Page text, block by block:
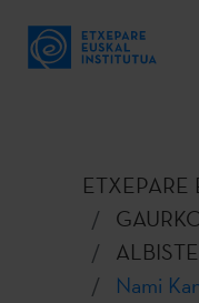
ETXEPARE
Nami